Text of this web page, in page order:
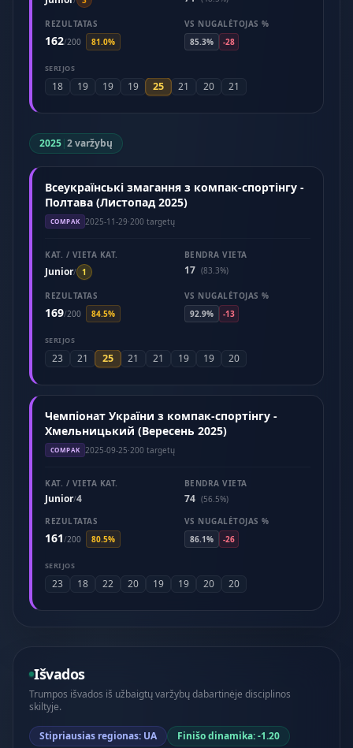
REZULTATAS
162/200 81.0%
VS NUGALĖTOJAS %
85.3%
-28
SERIJOS
18 19 19 19 25 21 20 21
2025|2 varžybų
Всеукраїнські змагання з компак-спортінгу -
Полтава (Листопад 2025)
COMPAK 2025-11-29·200 targetų
KAT. / VIETA KAT.
Junior/ 1
BENDRA VIETA
17 (83.3%)
REZULTATAS
169/200 84.5%
VS NUGALĖTOJAS %
92.9%
-13
SERIJOS
23 21 25 21 21 19 19 20
Чемпіонат України з компак-спортінгу -
Хмельницький (Вересень 2025)
COMPAK 2025-09-25·200 targetų
KAT. / VIETA KAT.
Junior/4
BENDRA VIETA
74 (56.5%)
REZULTATAS
161/200 80.5%
VS NUGALĖTOJAS %
86.1%
-26
SERIJOS
23 18 22 20 19 19 20 20
Išvados
Trumpos išvados iš užbaigtų varžybų dabartinėje disciplinos
skiltyje.
Stipriausias regionas: UA Finišo dinamika: -1.20